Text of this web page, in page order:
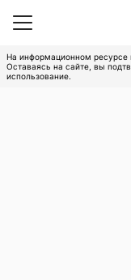
На информационном
Оставаясь на сайте, вы
использование.